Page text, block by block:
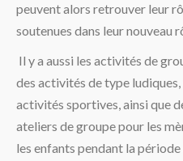
peuvent alors retrouver leur
soutenues dans leur nouveau
Il y a aussi les activités de
des activités de type
activités sportives, ainsi que
ateliers de groupe pour les
les enfants pendant la